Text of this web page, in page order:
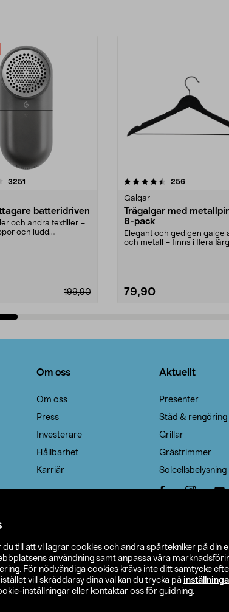
du till att vi lagrar cookies och andra spårtekniker på din
användning samt anpassa våra
För nödvändiga cookies krävs inte ditt samtycke
vill skräddarsy dina val kan du trycka på
inställningar eller kontaktar oss för guidning.
3251
batteridriven
och andra textilier –
och ludd.
199,90
4.5av 5 stjärnor 256recensioner
Galgar
Trägalgar med
8-pack
Elegant och gedigen galge
och metall – finns i flera
79,90
4.0av 5 stjärnor
Om oss
Om oss
Press
Investerare
Hållbarhet
Karriär
Aktuellt
Presenter
Städ & rengöring
Grillar
Grästrimmer
Solcellsbelysning